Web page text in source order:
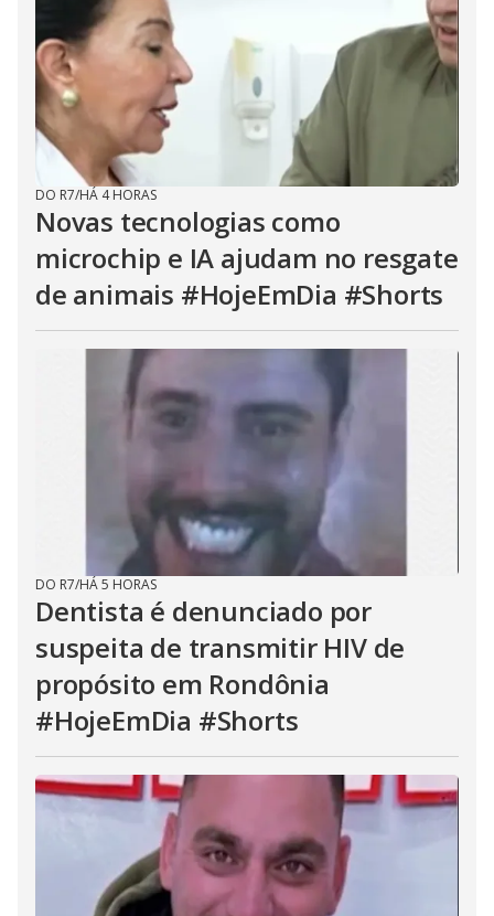
DO R7/HÁ 4 HORAS
Novas tecnologias como
microchip e IA ajudam no resgate
de animais #HojeEmDia #Shorts
DO R7/HÁ 5 HORAS
Dentista é denunciado por
suspeita de transmitir HIV de
propósito em Rondônia
#HojeEmDia #Shorts